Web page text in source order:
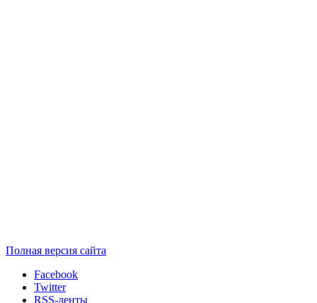
Полная версия сайта
Facebook
Twitter
RSS-ленты